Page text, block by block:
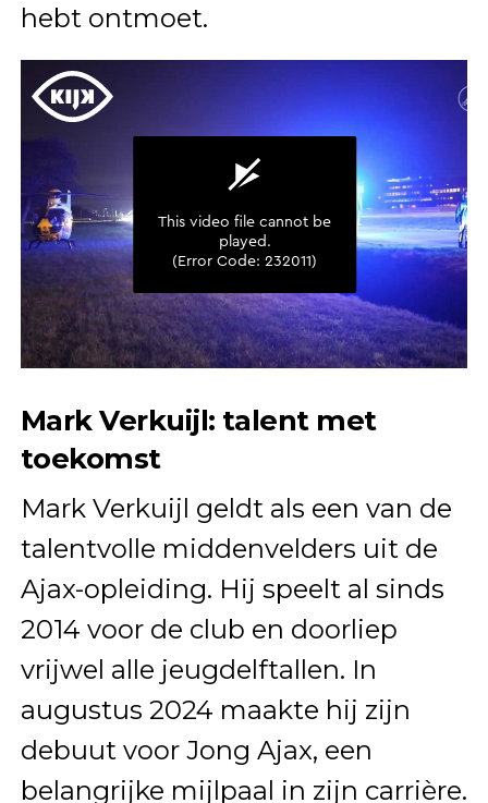
hebt ontmoet.
Mark Verkuijl: talent met
toekomst
Mark Verkuijl geldt als een van de
talentvolle middenvelders uit de
Ajax-opleiding. Hij speelt al sinds
2014 voor de club en doorliep
vrijwel alle jeugdelftallen. In
augustus 2024 maakte hij zijn
debuut voor Jong Ajax, een
belangrijke mijlpaal in zijn carrière.